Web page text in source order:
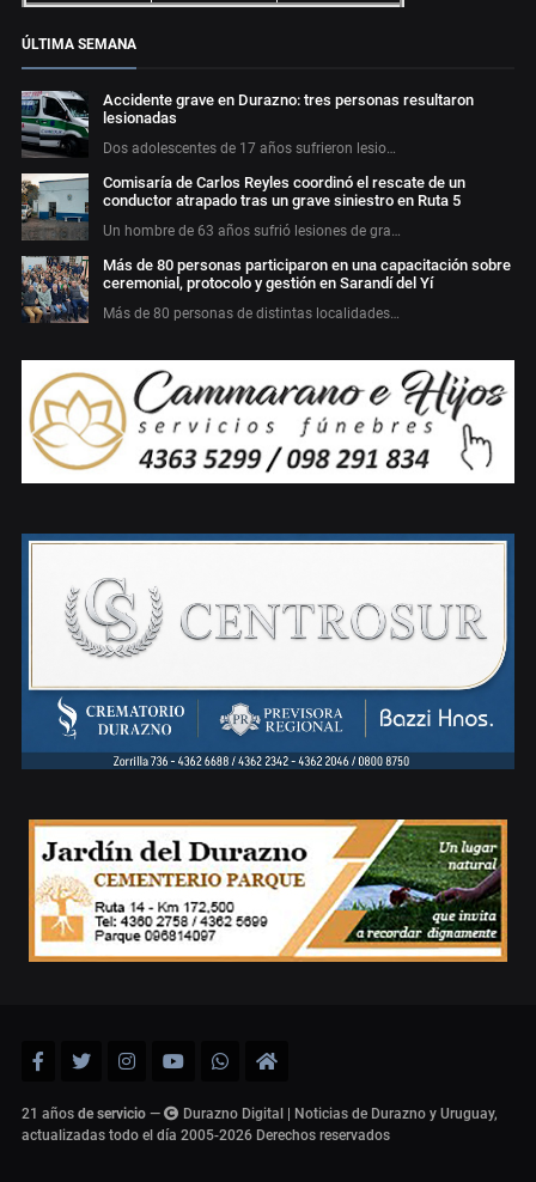
ÚLTIMA SEMANA
Accidente grave en Durazno: tres personas resultaron
lesionadas
Dos adolescentes de 17 años sufrieron lesio…
Comisaría de Carlos Reyles coordinó el rescate de un
conductor atrapado tras un grave siniestro en Ruta 5
Un hombre de 63 años sufrió lesiones de gra…
Más de 80 personas participaron en una capacitación sobre
ceremonial, protocolo y gestión en Sarandí del Yí
Más de 80 personas de distintas localidades…
21 años de servicio —
Durazno Digital | Noticias de Durazno y Uruguay,
actualizadas todo el día 2005-2026 Derechos reservados